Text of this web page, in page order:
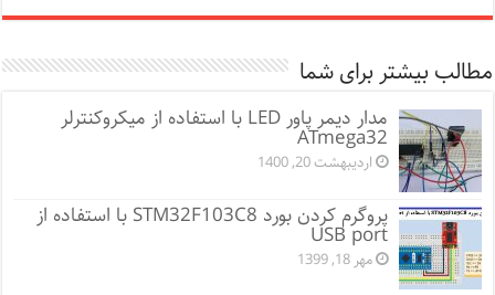
مطالب بیشتر برای شما
مدار دیمر پاور LED با استفاده از میکروکنترلر
ATmega32
اردیبهشت 20, 1400
پروگرم کردن بورد STM32F103C8 با استفاده از
USB port
مهر 18, 1399